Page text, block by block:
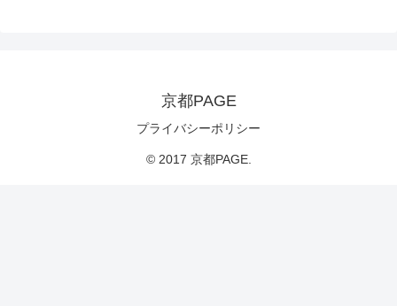
京都PAGE
プライバシーポリシー
© 2017 京都PAGE.